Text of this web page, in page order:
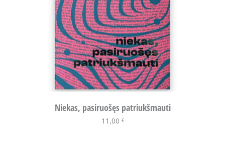
Niekas, pasiruošęs patriukšmauti
11,00 €